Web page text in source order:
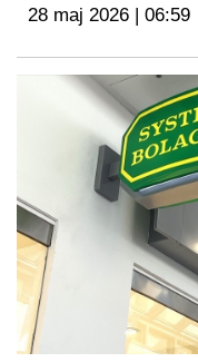
28 maj 2026 | 06:59